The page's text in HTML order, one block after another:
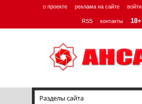
о проекте реклама на сайте войти
RSS контакты 18+